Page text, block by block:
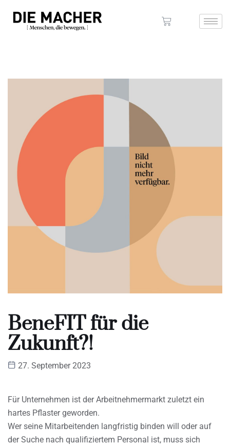
BeneFIT für die
Zukunft?!
27. September 2023
Für Unternehmen ist der Arbeitnehmermarkt zuletzt ein
hartes Pflaster geworden.
Wer seine Mitarbeitenden langfristig binden will oder auf
der Suche nach qualifiziertem Personal ist, muss sich